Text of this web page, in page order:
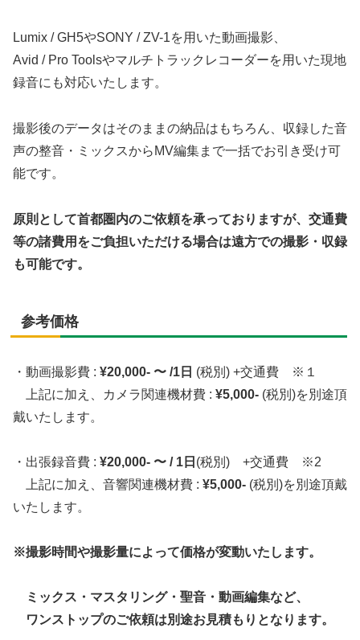
Lumix / GH5やSONY / ZV-1を用いた動画撮影、
Avid / Pro Toolsやマルチトラックレコーダーを用いた現地
録音にも対応いたします。
撮影後のデータはそのままの納品はもちろん、収録した音
声の整音・ミックスからMV編集まで一括でお引き受け可
能です。
原則として首都圏内のご依頼を承っておりますが、交通費
等の諸費用をご負担いただける場合は遠方での撮影・収録
も可能です。
参考価格
・動画撮影費 : ¥20,000- 〜 /1日 (税別) +交通費 ※１
上記に加え、カメラ関連機材費 : ¥5,000- (税別)を別途頂
戴いたします。
・出張録音費 : ¥20,000- 〜 / 1日 (税別) +交通費 ※2
上記に加え、音響関連機材費 : ¥5,000- (税別)を別途頂戴
いたします。
※撮影時間や撮影量によって価格が変動いたします。
ミックス・マスタリング・聖音・動画編集など、
ワンストップのご依頼は別途お見積もりとなります。